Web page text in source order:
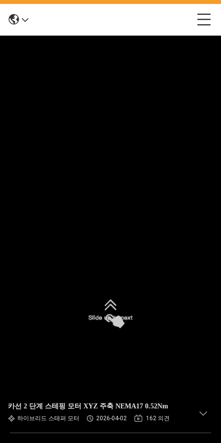
카선 2 단계 스테핑 모터 XYZ 주축 NEMA17 0.52Nm
하이브리드 스테퍼 모터 2026-04-02 162 의견